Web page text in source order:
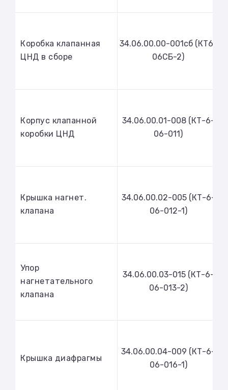
Коробка клапанная
ЦНД в сборе
34.06.00.00-001сб (КТ6-
06СБ-2)
Корпус клапанной
коробки ЦНД
34.06.00.01-008 (КТ-6-
06-011)
Крышка нагнет.
клапана
34.06.00.02-005 (КТ-6-
06-012-1)
Упор
нагнетательного
клапана
34.06.00.03-015 (КТ-6-
06-013-2)
Крышка диафрагмы
34.06.00.04-009 (КТ-6-
06-016-1)